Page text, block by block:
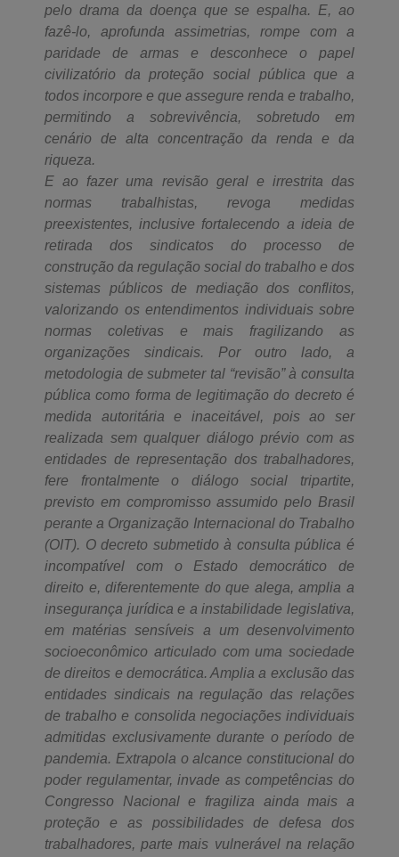
pelo drama da doença que se espalha. E, ao
fazê-lo, aprofunda assimetrias, rompe com a
paridade de armas e desconhece o papel
civilizatório da proteção social pública que a
todos incorpore e que assegure renda e trabalho,
permitindo a sobrevivência, sobretudo em
cenário de alta concentração da renda e da
riqueza.
E ao fazer uma revisão geral e irrestrita das
normas trabalhistas, revoga medidas
preexistentes, inclusive fortalecendo a ideia de
retirada dos sindicatos do processo de
construção da regulação social do trabalho e dos
sistemas públicos de mediação dos conflitos,
valorizando os entendimentos individuais sobre
normas coletivas e mais fragilizando as
organizações sindicais. Por outro lado, a
metodologia de submeter tal “revisão” à consulta
pública como forma de legitimação do decreto é
medida autoritária e inaceitável, pois ao ser
realizada sem qualquer diálogo prévio com as
entidades de representação dos trabalhadores,
fere frontalmente o diálogo social tripartite,
previsto em compromisso assumido pelo Brasil
perante a Organização Internacional do Trabalho
(OIT). O decreto submetido à consulta pública é
incompatível com o Estado democrático de
direito e, diferentemente do que alega, amplia a
insegurança jurídica e a instabilidade legislativa,
em matérias sensíveis a um desenvolvimento
socioeconômico articulado com uma sociedade
de direitos e democrática. Amplia a exclusão das
entidades sindicais na regulação das relações
de trabalho e consolida negociações individuais
admitidas exclusivamente durante o período de
pandemia. Extrapola o alcance constitucional do
poder regulamentar, invade as competências do
Congresso Nacional e fragiliza ainda mais a
proteção e as possibilidades de defesa dos
trabalhadores, parte mais vulnerável na relação